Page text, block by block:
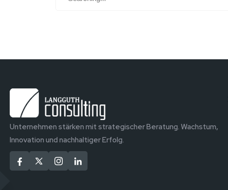
Unternehmen stärken mit strategischer Beratung. Wachstum,
Innovation und nachhaltiger Erfolg.